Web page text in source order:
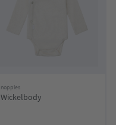
noppies
Wickelbody